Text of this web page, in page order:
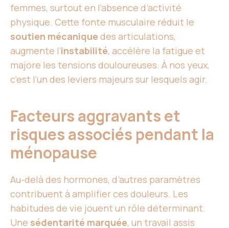
femmes, surtout en l’absence d’activité
physique. Cette fonte musculaire réduit le
soutien mécanique des articulations,
augmente l’instabilité, accélère la fatigue et
majore les tensions douloureuses. À nos yeux,
c’est l’un des leviers majeurs sur lesquels agir.
Facteurs aggravants et
risques associés pendant la
ménopause
Au-delà des hormones, d’autres paramètres
contribuent à amplifier ces douleurs. Les
habitudes de vie jouent un rôle déterminant.
Une sédentarité marquée, un travail assis